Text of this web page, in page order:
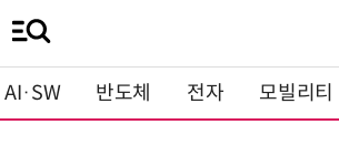
AI·SW 반도체 전자 모빌리티